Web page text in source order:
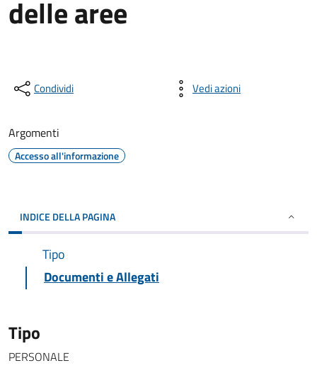
delle aree
Condividi Vedi azioni
Argomenti
Accesso all'informazione
INDICE DELLA PAGINA
Tipo
Documenti e Allegati
Tipo
PERSONALE